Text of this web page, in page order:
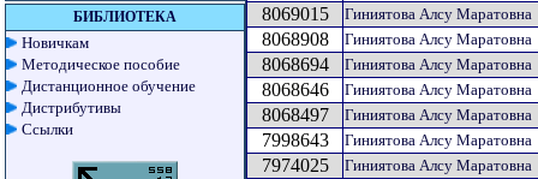
БИБЛИОТЕКА
Новичкам
Методическое пособие
Дистанционное обучение
Дистрибутивы
Ссылки
8069015 Гиниятова Алсу Маратовна
8068908 Гиниятова Алсу Маратовна
8068694 Гиниятова Алсу Маратовна
8068646 Гиниятова Алсу Маратовна
8068497 Гиниятова Алсу Маратовна
7998643 Гиниятова Алсу Маратовна
7974025 Гиниятова Алсу Маратовна